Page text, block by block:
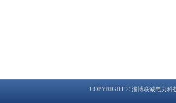
COPYRIGHT © 淄博联诚电力科